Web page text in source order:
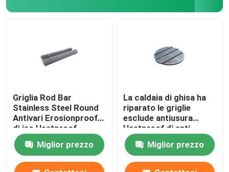
Griglia Rod Bar
Stainless Steel Round
Antivari Erosionproof
di iso Heatproof
Miglior prezzo
La caldaia di ghisa ha
riparato le griglie
esclude antiusura
Heatproof di anti
corrosione
Miglior prezzo